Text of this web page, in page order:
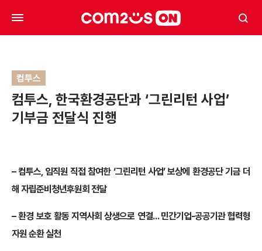
컴투스
컴투스, 한국환경공단과 ‘그린리턴 사업’
기부금 전달식 진행
–컴투스, 임직원 직접 참여한 ‘그린리턴 사업’ 보상에 환경공단 기금 더
해 자립준비청년후원회 전달
–환경 보호 활동 지역사회 상생으로 연결… 민간기업-공공기관 협력형
자원 순환 실천